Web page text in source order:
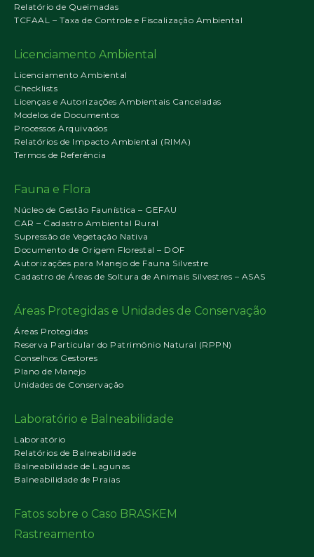
Relatório de Queimadas
TCFAAL – Taxa de Controle e Fiscalização Ambiental
Licenciamento Ambiental
Licenciamento Ambiental
Checklists
Licenças e Autorizações Ambientais Canceladas
Modelos de Documentos
Processos Arquivados
Relatórios de Impacto Ambiental (RIMA)
Termos de Referência
Fauna e Flora
Núcleo de Gestão Faunística – GEFAU
CAR – Cadastro Ambiental Rural
Supressão de Vegetação Nativa
Documento de Origem Florestal – DOF
Autorizações para Manejo de Fauna Silvestre
Cadastro de Áreas de Soltura de Animais Silvestres – ASAS
Áreas Protegidas e Unidades de Conservação
Áreas Protegidas
Reserva Particular do Patrimônio Natural (RPPN)
Conselhos Gestores
Plano de Manejo
Unidades de Conservação
Laboratório e Balneabilidade
Laboratório
Relatórios de Balneabilidade
Balneabilidade de Lagunas
Balneabilidade de Praias
Fatos sobre o Caso BRASKEM
Rastreamento